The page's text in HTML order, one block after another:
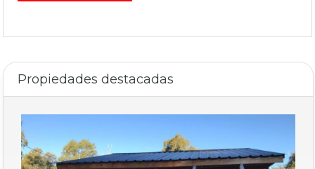
Propiedades destacadas